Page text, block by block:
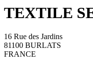
TEXTILE
16 Rue des Jardins
81100 BURLATS
FRANCE